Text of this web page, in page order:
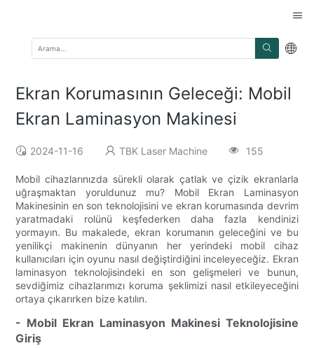
Ekran Korumasının Geleceği: Mobil
Ekran Laminasyon Makinesi
2024-11-16 TBK Laser Machine 155
Mobil cihazlarınızda sürekli olarak çatlak ve çizik ekranlarla
uğraşmaktan yoruldunuz mu? Mobil Ekran Laminasyon
Makinesinin en son teknolojisini ve ekran korumasında devrim
yaratmadaki rolünü keşfederken daha fazla kendinizi
yormayın. Bu makalede, ekran korumanın geleceğini ve bu
yenilikçi makinenin dünyanın her yerindeki mobil cihaz
kullanıcıları için oyunu nasıl değiştirdiğini inceleyeceğiz. Ekran
laminasyon teknolojisindeki en son gelişmeleri ve bunun,
sevdiğimiz cihazlarımızı koruma şeklimizi nasıl etkileyeceğini
ortaya çıkarırken bize katılın.
- Mobil Ekran Laminasyon Makinesi Teknolojisine
Giriş